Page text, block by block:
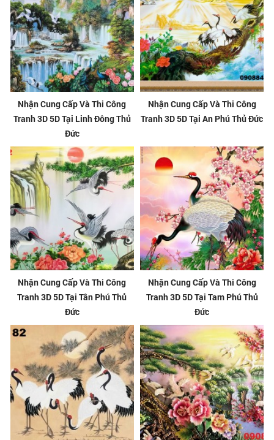
Nhận Cung Cấp Và Thi Công
Tranh 3D 5D Tại Linh Đông Thủ
Đức
Nhận Cung Cấp Và Thi Công
Tranh 3D 5D Tại An Phú Thủ Đức
Nhận Cung Cấp Và Thi Công
Tranh 3D 5D Tại Tân Phú Thủ
Đức
Nhận Cung Cấp Và Thi Công
Tranh 3D 5D Tại Tam Phú Thủ
Đức